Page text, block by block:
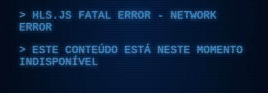
HLS.JS FATAL ERROR - NETWORK
ERROR
ESTE CONTEÚDO ESTÁ NESTE MOMENTO
INDISPONÍVEL